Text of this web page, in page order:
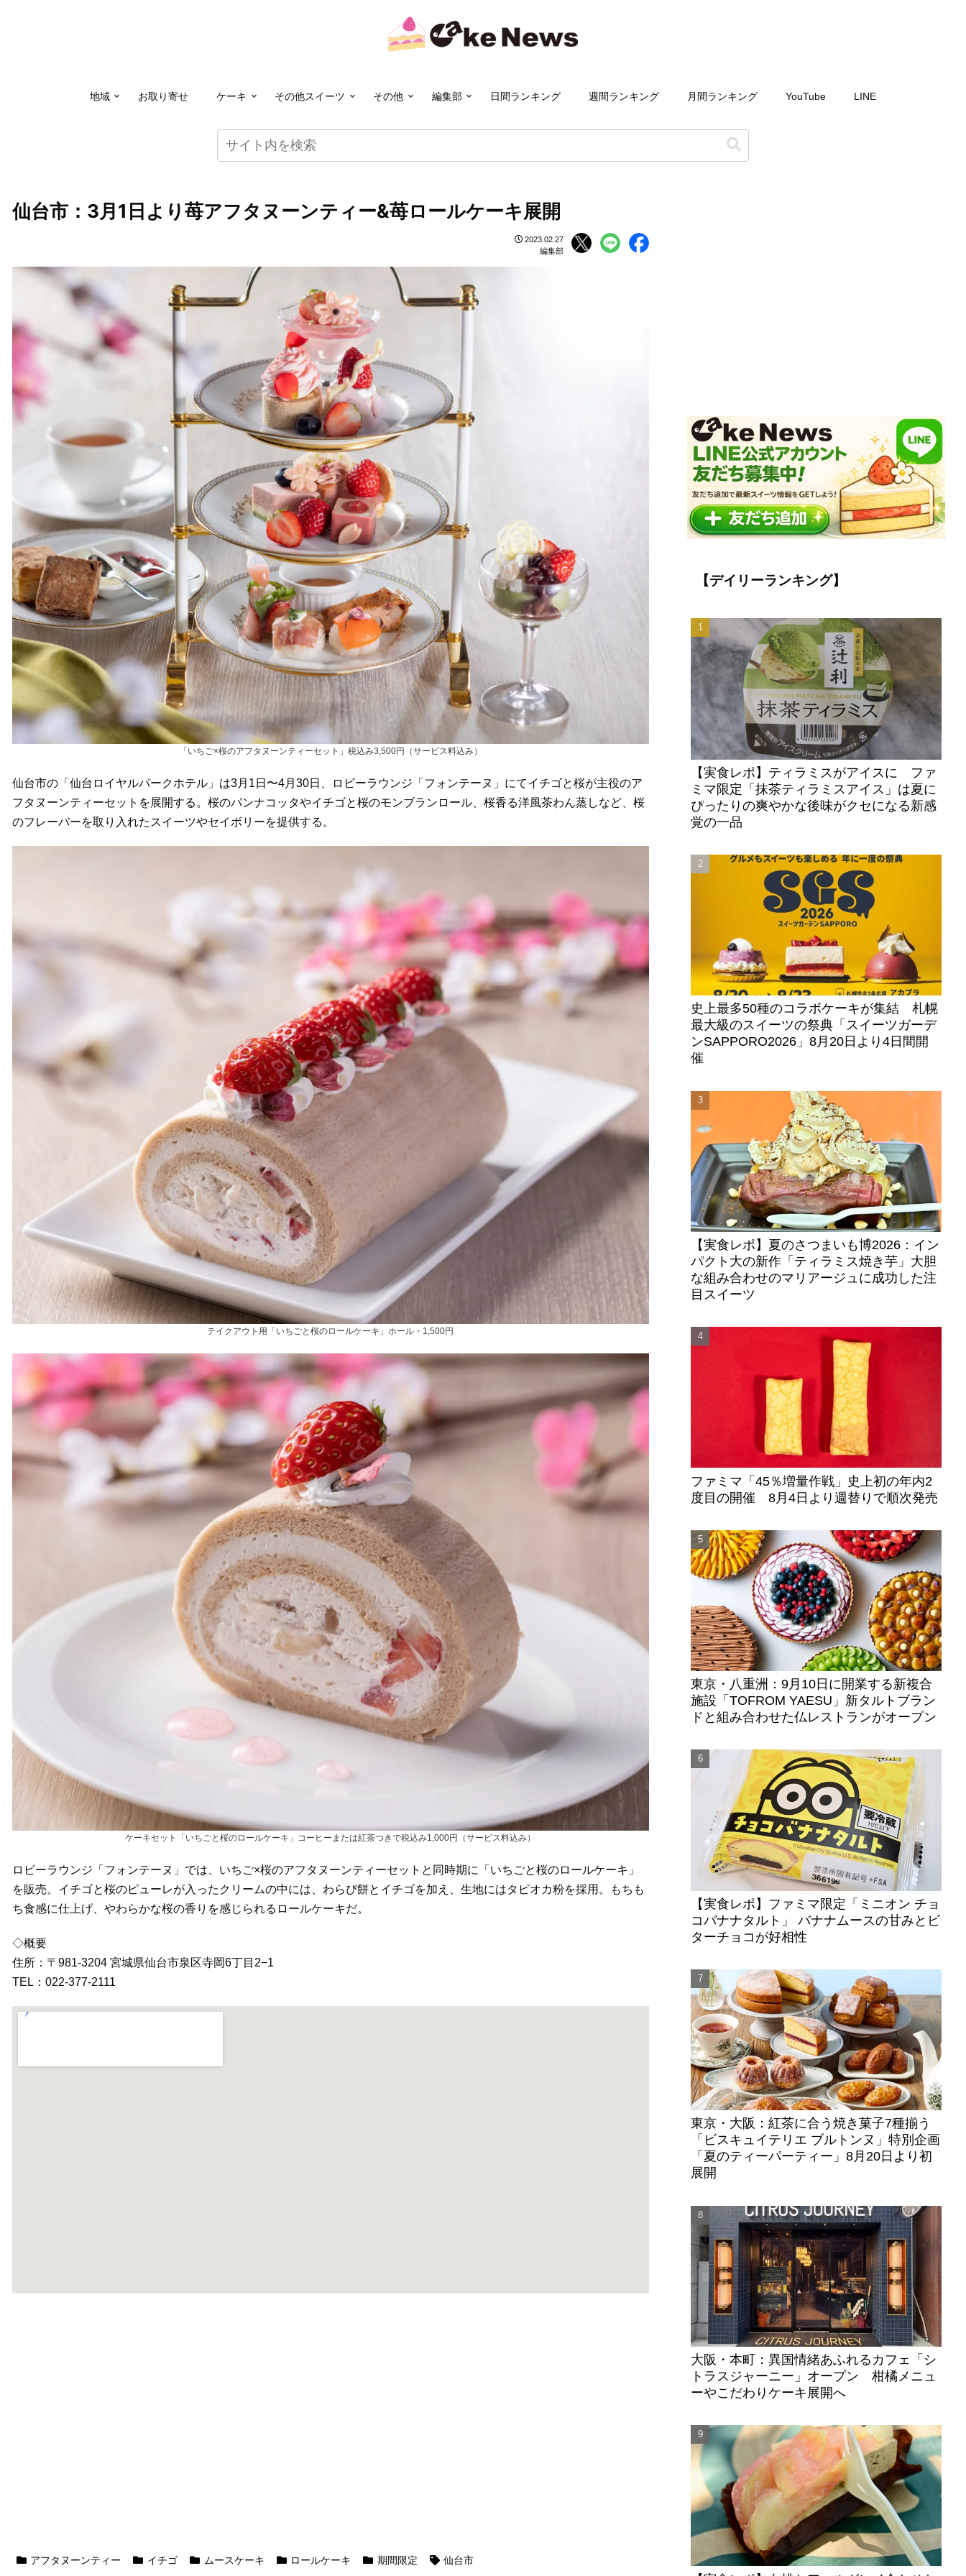
地域 お取り寄せ ケーキ その他スイーツ その他 編集部 日間ランキング 週間ランキング 月間ランキング YouTube LINE
仙台市：3月1日より苺アフタヌーンティー&苺ロールケーキ展開
2023.02.27
編集部
「いちご×桜のアフタヌーンティーセット」税込み3,500円（サービス料込み）
仙台市の「仙台ロイヤルパークホテル」は3月1日〜4月30日、ロビーラウンジ「フォンテーヌ」にてイチゴと桜が主役のア
フタヌーンティーセットを展開する。桜のパンナコッタやイチゴと桜のモンブランロール、桜香る洋風茶わん蒸しなど、桜
のフレーバーを取り入れたスイーツやセイボリーを提供する。
テイクアウト用「いちごと桜のロールケーキ」ホール・1,500円
ケーキセット「いちごと桜のロールケーキ」コーヒーまたは紅茶つきで税込み1,000円（サービス料込み）
ロビーラウンジ「フォンテーヌ」では、いちご×桜のアフタヌーンティーセットと同時期に「いちごと桜のロールケーキ」
を販売。イチゴと桜のピューレが入ったクリームの中には、わらび餅とイチゴを加え、生地にはタピオカ粉を採用。もちも
ち食感に仕上げ、やわらかな桜の香りを感じられるロールケーキだ。
◇概要
住所：〒981-3204 宮城県仙台市泉区寺岡6丁目2−1
TEL：022-377-2111
アフタヌーンティー イチゴ ムースケーキ ロールケーキ 期間限定 仙台市
【デイリーランキング】
【実食レポ】ティラミスがアイスに ファ
ミマ限定「抹茶ティラミスアイス」は夏に
ぴったりの爽やかな後味がクセになる新感
覚の一品
史上最多50種のコラボケーキが集結 札幌
最大級のスイーツの祭典「スイーツガーデ
ンSAPPORO2026」8月20日より4日間開
催
【実食レポ】夏のさつまいも博2026：イン
パクト大の新作「ティラミス焼き芋」大胆
な組み合わせのマリアージュに成功した注
目スイーツ
ファミマ「45％増量作戦」史上初の年内2
度目の開催 8月4日より週替りで順次発売
東京・八重洲：9月10日に開業する新複合
施設「TOFROM YAESU」新タルトブラン
ドと組み合わせた仏レストランがオープン
【実食レポ】ファミマ限定「ミニオン チョ
コバナナタルト」 バナナムースの甘みとビ
ターチョコが好相性
東京・大阪：紅茶に合う焼き菓子7種揃う
「ビスキュイテリエ ブルトンヌ」特別企画
「夏のティーパーティー」8月20日より初
展開
大阪・本町：異国情緒あふれるカフェ「シ
トラスジャーニー」オープン 柑橘メニュ
ーやこだわりケーキ展開へ